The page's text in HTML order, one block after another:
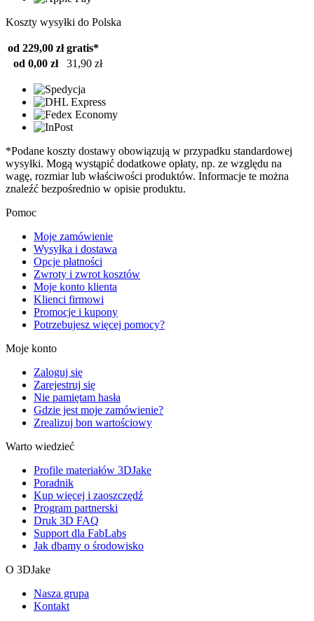
Koszty wysyłki do Polska
od 229,00 zł gratis*
od 0,00 zł
31,90 zł
*Podane koszty dostawy obowiązują w przypadku standardowej
wysyłki. Mogą wystąpić dodatkowe opłaty, np. ze względu na
wagę, rozmiar lub właściwości produktów. Informacje te można
znaleźć bezpośrednio w opisie produktu.
Pomoc
Moje zamówienie
Wysyłka i dostawa
Opcje płatności
Zwroty i zwrot kosztów
Moje konto klienta
Klienci firmowi
Promocje i kupony
Potrzebujesz więcej pomocy?
Moje konto
Zaloguj się
Zarejestruj się
Nie pamiętam hasła
Gdzie jest moje zamówienie?
Zrealizuj bon wartościowy
Warto wiedzieć
Profile materiałów 3DJake
Poradnik
Kup więcej i zaoszczędź
Program partnerski
Druk 3D FAQ
Support dla FabLabs
Jak dbamy o środowisko
O 3DJake
Nasza grupa
Kontakt